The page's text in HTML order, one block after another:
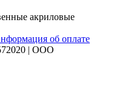
акриловые
об оплате
| ООО